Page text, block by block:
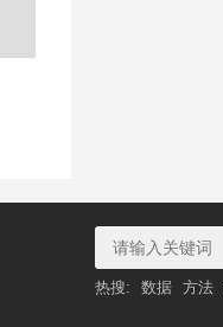
热搜: 数据 方法